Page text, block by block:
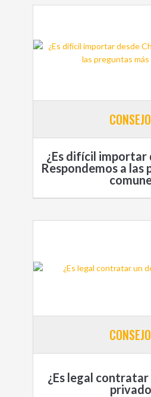
¿Es difícil importar
Respondemos a las
¿Es legal